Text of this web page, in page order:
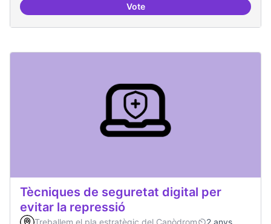
VoteDigitalització de l'administració
Tècniques de seguretat digital per
evitar la repressió
Treballem el pla estratègic del Canòdrom
2 anys